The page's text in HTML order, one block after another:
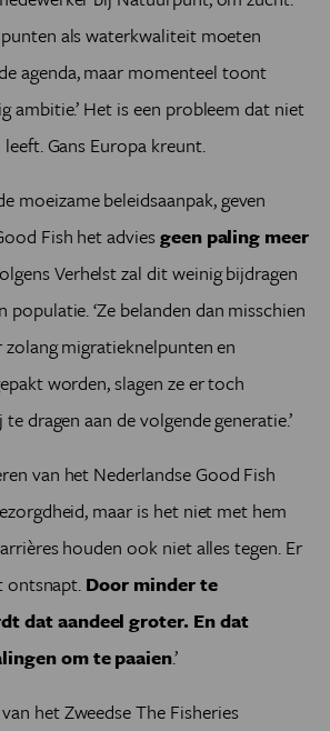
als waterkwaliteit moeten
agenda, maar momenteel toont
ambitie.’ Het is een probleem dat niet
Gans Europa kreunt.
moeizame beleidsaanpak, geven
Fish het adviesgeen paling meer
Verhelst zal dit weinig bijdragen
populatie. ‘Ze belanden dan misschien
zolang migratieknelpunten en
worden, slagen ze er toch
dragen aan de volgende generatie.’
van het Nederlandse Good Fish
maar is het niet met hem
houden ook niet alles tegen. Er
ontsnapt.Door minder te
dat aandeel groter. En dat
om te paaien.’
het Zweedse The Fisheries